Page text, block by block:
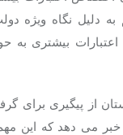
به دلیل نگاه ویژه
بیشتری به
از پیگیری برای
خبر می دهد که این